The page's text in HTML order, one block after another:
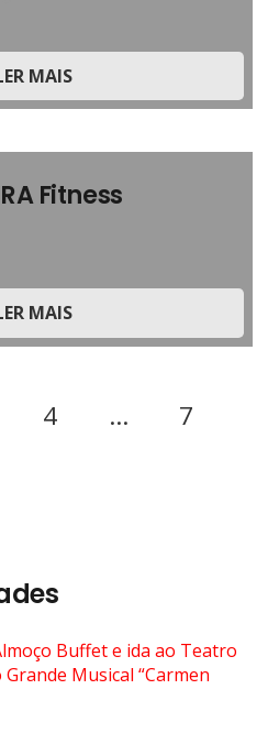
MAIS
Fitness
MAIS
4 … 7
Buffet e ida ao Teatro
Musical “Carmen